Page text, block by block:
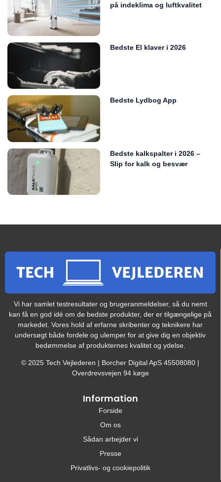
på indeklima og luftkvalitet
Bedste El klaver i 2026
Bedste Lydbog App
Bedste kalkspalter i 2026 –
Slip for kalk og besvær
Vi har samlet testresultater og brugeranmeldelser, så du nemt
kan få en god idé om de bedste produkter, der er tilgængelige på
markedet. Vores hold af erfarne skribenter og teknikere har
undersøgt både fordele og ulemper for at give dig en objektiv
bedømmelse af produkternes kvalitet og ydelse.
© 2025 Tech Vejlederen | Borcher Digital ApS 45508080 |
Overdrevsvejen 94 køge
Information
Forside
Om os
Sådan arbejder vi
Presse
Privatlivs- og cookiepolitik